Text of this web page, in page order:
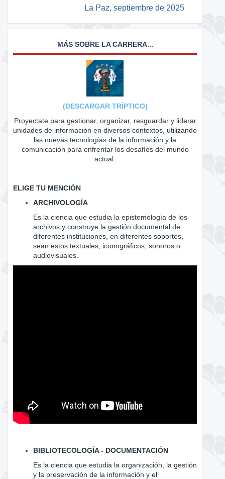
La Paz, septiembre de 2025
MÁS SOBRE LA CARRERA...
(DESCARGAR TRÍPTICO)
Proyectate para gestionar, organizar, resguardar y liderar
unidades de información en diversos contextos, utilizando
las nuevas tecnologías de la información y la
comunicación para enfrentar los desafíos del mundo
actual.
ELIGE TU MENCIÓN
ARCHIVOLOGÍA
Es la ciencia que estudia la epistemología de los
archivos y construye la gestión documental de
diferentes instituciones, en diferentes soportes,
sean estos textuales, iconográficos, sonoros o
audiovisuales.
BIBLIOTECOLOGÍA - DOCUMENTACIÓN
Es la ciencia que estudia la organización, la gestión
y la preservación de la información y el